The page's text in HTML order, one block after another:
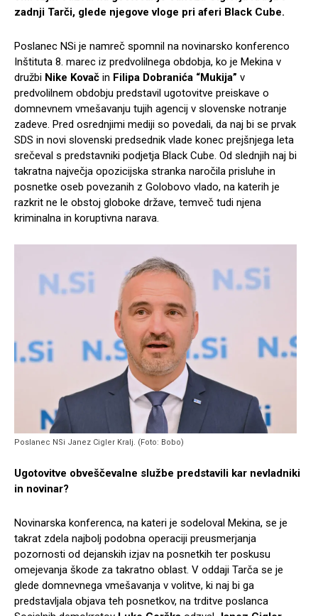
zadnji Tarči, glede njegove vloge pri aferi Black Cube.
Poslanec NSi je namreč spomnil na novinarsko konferenco
Inštituta 8. marec iz predvolilnega obdobja, ko je Mekina v
družbi Nike Kovač in Filipa Dobranića “Mukija” v
predvolilnem obdobju predstavil ugotovitve preiskave o
domnevnem vmešavanju tujih agencij v slovenske notranje
zadeve. Pred osrednjimi mediji so povedali, da naj bi se prvak
SDS in novi slovenski predsednik vlade konec prejšnjega leta
srečeval s predstavniki podjetja Black Cube. Od slednjih naj bi
takratna največja opozicijska stranka naročila prisluhe in
posnetke oseb povezanih z Golobovo vlado, na katerih je
razkrit ne le obstoj globoke države, temveč tudi njena
kriminalna in koruptivna narava.
Poslanec NSi Janez Cigler Kralj. (Foto: Bobo)
Ugotovitve obveščevalne službe predstavili kar nevladniki
in novinar?
Novinarska konferenca, na kateri je sodeloval Mekina, se je
takrat zdela najbolj podobna operaciji preusmerjanja
pozornosti od dejanskih izjav na posnetkih ter poskusu
omejevanja škode za takratno oblast. V oddaji Tarča se je
glede domnevnega vmešavanja v volitve, ki naj bi ga
predstavljala objava teh posnetkov, na trditve poslanca